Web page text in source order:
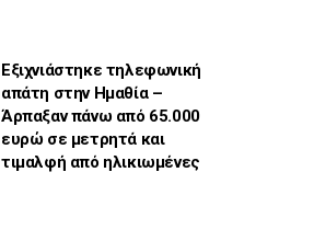
Εξιχνιάστηκε τηλεφωνική
απάτη στην Ημαθία –
Άρπαξαν πάνω από 65.000
ευρώ σε μετρητά και
τιμαλφή από ηλικιωμένες